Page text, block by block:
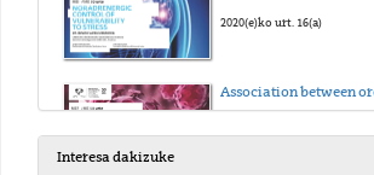
2020(e)ko urt. 16(a)
Interesa dakizuke